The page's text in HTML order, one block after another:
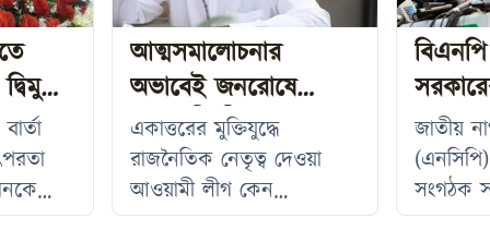
আত্মসমালোচনার
অভাবেই জনরোষে
আওয়ামী লীগের পতন:
আসিফ নজরুল
একাত্তরের মুক্তিযুদ্ধে
রাজনৈতিক নেতৃত্ব দেওয়া
আওয়ামী লীগ কেন
জনরোষের মুখে ক্ষমতাচ্যুত
দাবি
জাতীয়
সংগঠক
করেছেন,